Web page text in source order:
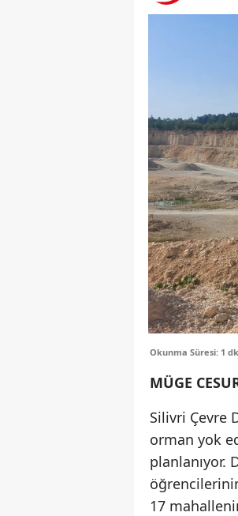
Okunma Süresi: 1 dk
MÜGE
Silivri Çevre
orman yok
planlanıyor.
17